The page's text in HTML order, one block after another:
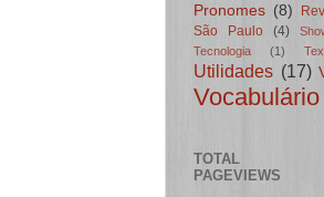
Pronomes (8)
São Paulo (4)
Tecnologia
(1)
Utilidades (17)
Vocabulário
TOTAL
PAGEVIEWS